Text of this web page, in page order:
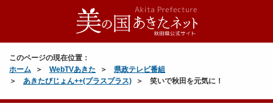
このページの現在位置：
ホーム
WebTVあきた
県政テレビ番組
あきたびじょん++(プラスプラス)
笑いで秋田を元気に！